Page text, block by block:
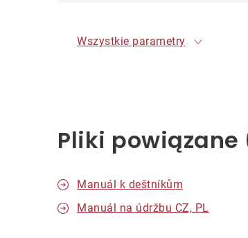
Wszystkie parametry
Pliki powiązane
Manuál k deštníkům
Manuál na údržbu CZ, PL